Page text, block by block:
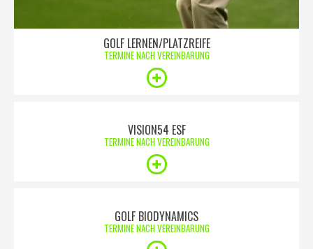
GOLF LERNEN/PLATZREIFE
TERMINE NACH VEREINBARUNG
VISION54 ESF
TERMINE NACH VEREINBARUNG
GOLF BIODYNAMICS
TERMINE NACH VEREINBARUNG